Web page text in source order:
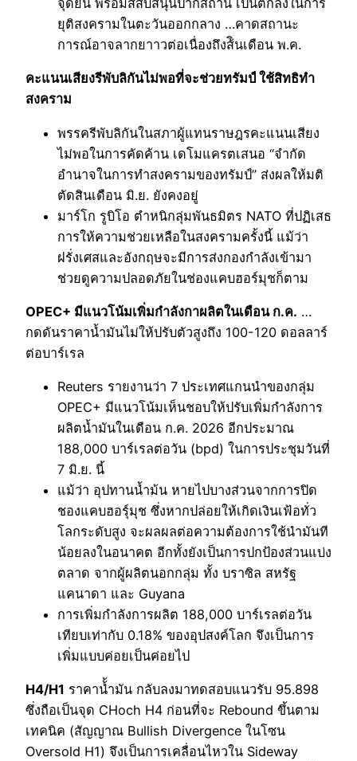
จุดยืน พร้อมสสับสนุนปากีสถาน เป็นตกลงในการ
ยุติสงครามในตะวันออกกลาง …คาดสถานะ
การณ์อาจลากยาาวต่อเนื่องถึงส้ินเดือน พ.ค.
คะแนนเสียงรีพับลิกันไม่พอที่จะช่วยทรัมป์ ใช้สิทธิทำ
สงคราม
พรรครีพับลิกันในสภาผู้แทนราษฎรคะแนนเสียง
ไม่พอในการคัดค้าน เดโมแครตเสนอ “จำกัด
อำนาจในการทำสงครามของทรัมป์” ส่งผลให้มติ
ตัดสินเดือน มิ.ย. ยังคงอยู่
มาร์โก รูบิโอ ตำหนิกลุ่มพันธมิตร NATO ที่ปฏิเสธ
การให้ความช่วยเหลือในสงครามครั้งนี้ แม้ว่า
ฝรั่งเศสและอังกฤษจะมีการส่งกองกำลังเข้ามา
ช่วยดูความปลอดภัยในช่องแคบฮอร์มุชก็ตาม
OPEC+ มีแนวโน้มเพิ่มกำลังกาผลิตในเดือน ก.ค. …
กดดันราคาน้ำมันไม่ให้ปรับตัวสูงถึง 100-120 ดอลลาร์
ต่อบาร์เรล
Reuters รายงานว่า 7 ประเทศแกนนำของกลุ่ม
OPEC+ มีแนวโน้มเห็นชอบให้ปรับเพิ่มกำลังการ
ผลิตน้ำมันในเดือน ก.ค. 2026 อีกประมาณ
188,000 บาร์เรลต่อวัน (bpd) ในการประชุมวันที่
7 มิ.ย. นี้
แม้ว่า อุปทานน้ำม้น หายไปบางส่วนจากการปิด
ชองแคบฮอร์ุมุช ซึ่งหากปล่อยให้เกิดเงินเฟ้อทั่ว
โลกระดับสูง จะผลผลต่อความต้องการใช้นำมันที
น้อยลงในอนาคต อีกทั้งยังเป็นการปกป้องส่วนแบ่ง
ตลาด จากผู้ผลิตนอกกลุ่ม ทั้ง บราซิล สหรัฐ
แคนาดา และ Guyana
การเพิ่มกำลังการผลิต 188,000 บาร์เรลต่อวัน
เทียบเท่ากับ 0.18% ของอุปสงค์โลก จึงเป็นการ
เพิ่มแบบค่อยเป็นค่อยไป
H4/H1 ราคาน้้ำมัน กลับลงมาทดสอบแนวรับ 95.898
ซึ่งถือเป็นจุด CHoch H4 ก่อนที่จะ Rebound ขึ้นตาม
เทคนิค (สัญญาณ Bullish Divergence ในโซน
Oversold H1) จึงเป็นการเคลื่อนไหวใน Sideway